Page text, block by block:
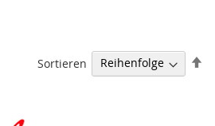
Sortieren